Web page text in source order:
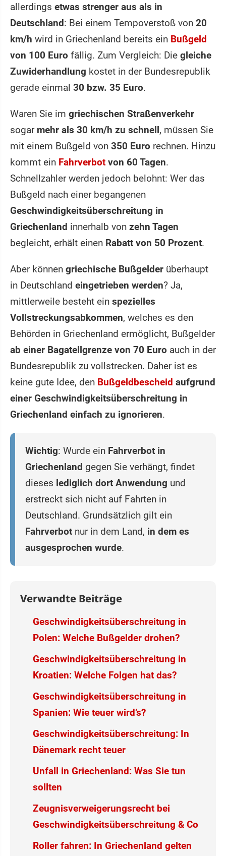
allerdings etwas strenger aus als in
Deutschland: Bei einem Tempoverstoß von 20
km/h wird in Griechenland bereits ein Bußgeld
von 100 Euro fällig. Zum Vergleich: Die gleiche
Zuwiderhandlung kostet in der Bundesrepublik
gerade einmal 30 bzw. 35 Euro.
Waren Sie im griechischen Straßenverkehr
sogar mehr als 30 km/h zu schnell, müssen Sie
mit einem Bußgeld von 350 Euro rechnen. Hinzu
kommt ein Fahrverbot von 60 Tagen.
Schnellzahler werden jedoch belohnt: Wer das
Bußgeld nach einer begangenen
Geschwindigkeitsüberschreitung in
Griechenland innerhalb von zehn Tagen
begleicht, erhält einen Rabatt von 50 Prozent.
Aber können griechische Bußgelder überhaupt
in Deutschland eingetrieben werden? Ja,
mittlerweile besteht ein spezielles
Vollstreckungsabkommen, welches es den
Behörden in Griechenland ermöglicht, Bußgelder
ab einer Bagatellgrenze von 70 Euro auch in der
Bundesrepublik zu vollstrecken. Daher ist es
keine gute Idee, den Bußgeldbescheid aufgrund
einer Geschwindigkeitsüberschreitung in
Griechenland einfach zu ignorieren.
Wichtig: Wurde ein Fahrverbot in
Griechenland gegen Sie verhängt, findet
dieses lediglich dort Anwendung und
erstreckt sich nicht auf Fahrten in
Deutschland. Grundsätzlich gilt ein
Fahrverbot nur in dem Land, in dem es
ausgesprochen wurde.
Verwandte Beiträge
Geschwindigkeitsüberschreitung in
Polen: Welche Bußgelder drohen?
Geschwindigkeitsüberschreitung in
Kroatien: Welche Folgen hat das?
Geschwindigkeitsüberschreitung in
Spanien: Wie teuer wird’s?
Geschwindigkeitsüberschreitung: In
Dänemark recht teuer
Unfall in Griechenland: Was Sie tun
sollten
Zeugnisverweigerungsrecht bei
Geschwindigkeitsüberschreitung & Co
Roller fahren: In Griechenland gelten